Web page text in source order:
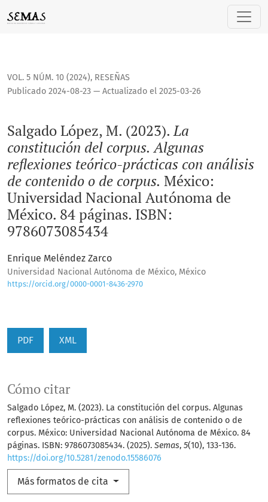
Salgado López, M. (2023). <i>La constitución del corpus.
VOL. 5 NÚM. 10 (2024), RESEÑAS
Salgado López, M. (2023).La
constitución del corpus. Algunas
reflexiones teórico-prácticas con análisis
de contenido o de corpus. México:
Universidad Nacional Autónoma de
México. 84 páginas. ISBN:
9786073085434
Publicado 2024-08-23 — Actualizado el 2025-03-26
Enrique Meléndez Zarco
Universidad Nacional Autónoma de México, México
https://orcid.org/0000-0001-8436-2970
PDF XML
Cómo citar
Salgado López, M. (2023). La constitución del corpus. Algunas
reflexiones teórico-prácticas con análisis de contenido o de
corpus. México: Universidad Nacional Autónoma de México. 84
páginas. ISBN: 9786073085434. (2025). Semas, 5(10), 133-136.
https://doi.org/10.5281/zenodo.15586076
Más formatos de cita